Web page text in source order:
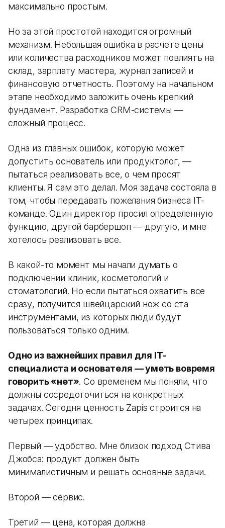
максимально простым.
Но за этой простотой находится огромный
механизм. Небольшая ошибка в расчете цены
или количества расходников может повлиять на
склад, зарплату мастера, журнал записей и
финансовую отчетность. Поэтому на начальном
этапе необходимо заложить очень крепкий
фундамент. Разработка CRM-системы —
сложный процесс.
Одна из главных ошибок, которую может
допустить основатель или продуктолог, —
пытаться реализовать все, о чем просят
клиенты. Я сам это делал. Моя задача состояла в
том, чтобы передавать пожелания бизнеса IT-
команде. Один директор просил определенную
функцию, другой барбершоп — другую, и мне
хотелось реализовать все.
В какой-то момент мы начали думать о
подключении клиник, косметологий и
стоматологий. Но если пытаться охватить все
сразу, получится швейцарский нож со ста
инструментами, из которых люди будут
пользоваться только одним.
Одно из важнейших правил для IT-
специалиста и основателя — уметь вовремя
говорить «нет». Со временем мы поняли, что
должны сосредоточиться на конкретных
задачах. Сегодня ценность Zapis строится на
четырех принципах.
Первый — удобство. Мне близок подход Стива
Джобса: продукт должен быть
минималистичным и решать основные задачи.
Второй — сервис.
Третий — цена, которая должна